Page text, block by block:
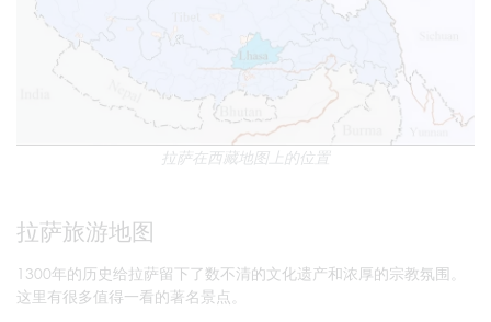
拉萨在西藏地图上的位置
拉萨旅游地图
1300年的历史给拉萨留下了数不清的文化遗产和浓厚的宗教氛围。
这里有很多值得一看的著名景点。